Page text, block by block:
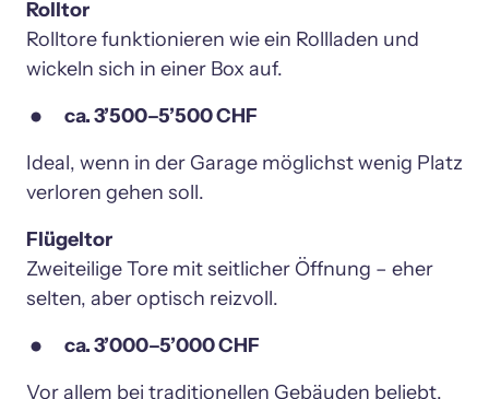
Rolltore funktionieren wie ein Rollladen und
wickeln sich in einer Box auf.
ca. 3’500–5’500 CHF
Ideal, wenn in der Garage möglichst wenig Platz
verloren gehen soll.
Zweiteilige Tore mit seitlicher Öffnung – eher
selten, aber optisch reizvoll.
ca. 3’000–5’000 CHF
Vor allem bei traditionellen Gebäuden beliebt,